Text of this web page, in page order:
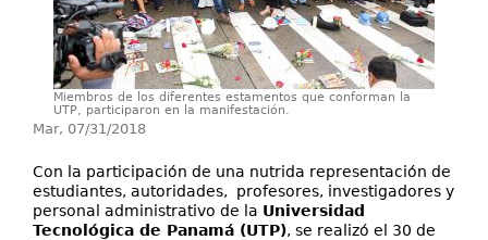
Miembros de los diferentes estamentos que conforman la
UTP, participaron en la manifestación.
Mar, 07/31/2018
Con la participación de una nutrida representación de
estudiantes, autoridades, profesores, investigadores y
personal administrativo de la Universidad
Tecnológica de Panamá (UTP), se realizó el 30 de